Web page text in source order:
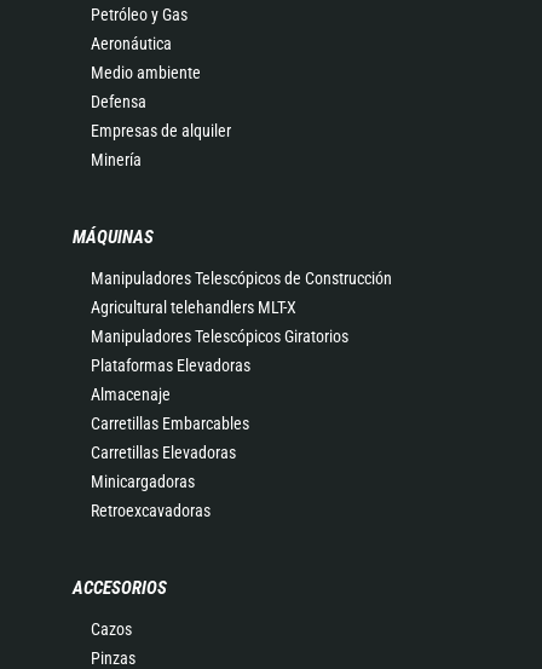
Petróleo y Gas
Aeronáutica
Medio ambiente
Defensa
Empresas de alquiler
Minería
MÁQUINAS
Manipuladores Telescópicos de Construcción
Agricultural telehandlers MLT-X
Manipuladores Telescópicos Giratorios
Plataformas Elevadoras
Almacenaje
Carretillas Embarcables
Carretillas Elevadoras
Minicargadoras
Retroexcavadoras
ACCESORIOS
Cazos
Pinzas